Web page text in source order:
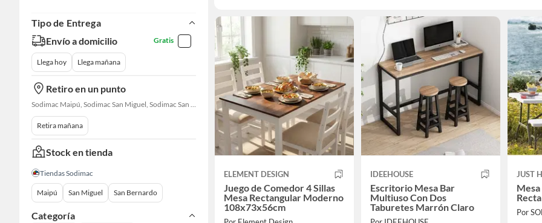
Tipo de Entrega
Envío a domicilio
Gratis
Llega hoy Llega mañana
Retiro en un punto
Sodimac Maipú, Sodimac San Miguel, Sodimac San Bernardo
Retira mañana
Stock en tienda
Tiendas Sodimac
Maipú San Miguel San Bernardo
Categoría
ELEMENT DESIGN
Juego de Comedor 4 Sillas
Mesa Rectangular Moderno
108x73x56cm
IDEEHOUSE
Escritorio Mesa Bar
Multiuso Con Dos
Taburetes Marrón Claro
JUST
Por